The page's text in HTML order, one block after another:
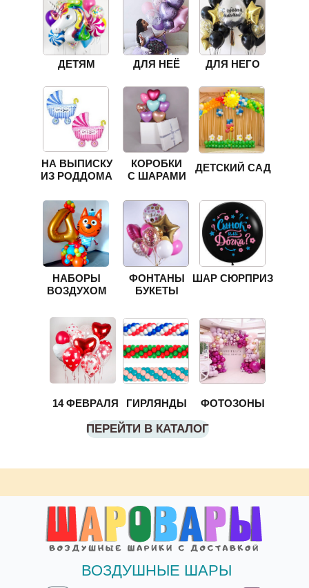
ФОНТАНЫ
БУКЕТЫ
ДЛЯ НЕЁ ДЛЯ НЕГО
ДЕТЯМ
НА ВЫПИСКУ
ИЗ РОДДОМА
ШАР СЮРПРИЗ
ГИРЛЯНДЫ
ПЕРЕЙТИ В КАТАЛОГ
ФОТОЗОНЫ
КОРОБКИ
С ШАРАМИ
14 ФЕВРАЛЯ
НАБОРЫ
ВОЗДУХОМ
ДЕТСКИЙ САД
ВОЗДУШНЫЕ ШАРЫ